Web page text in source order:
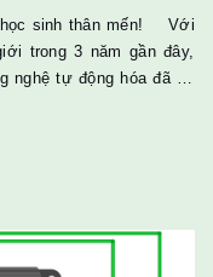
học sinh thân mến! Với
trong 3 năm gần đây,
nghệ tự động hóa đã và
Xu hướng robot thay thế
thế nào để chúng ta
kiến thức về nền công